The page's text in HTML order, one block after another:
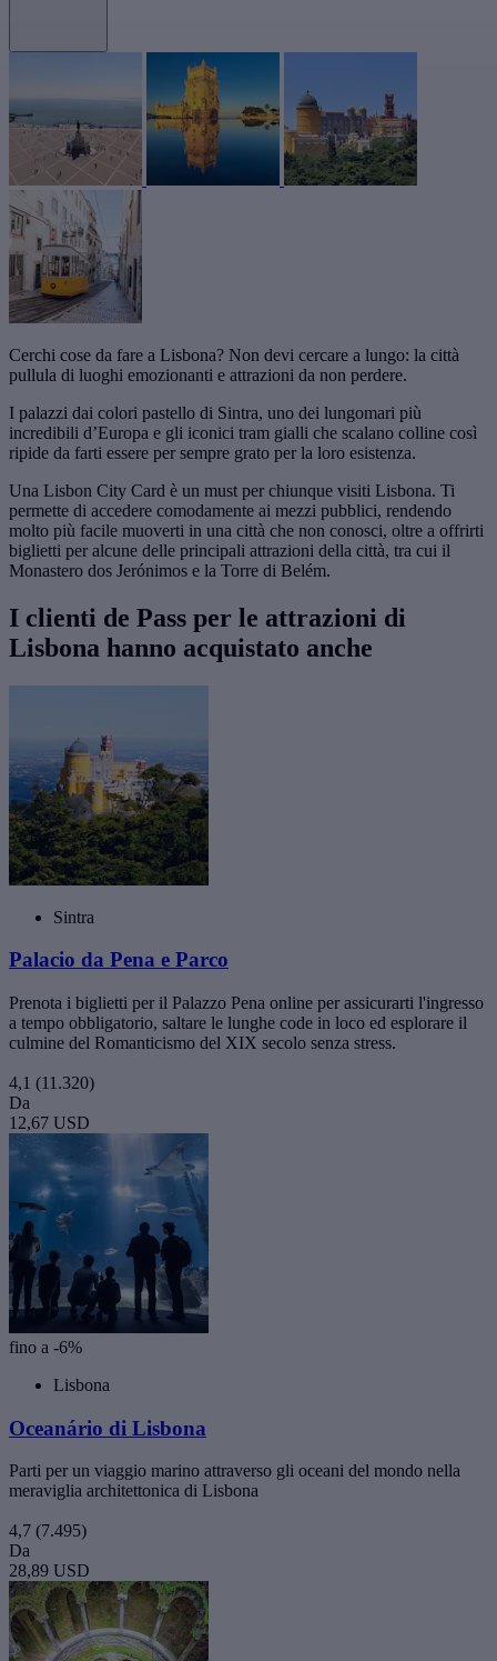
Cerchi cose da fare a Lisbona? Non devi cercare a lungo: la città
pullula di luoghi emozionanti e attrazioni da non perdere.
I palazzi dai colori pastello di Sintra, uno dei lungomari più
incredibili d’Europa e gli iconici tram gialli che scalano colline così
ripide da farti essere per sempre grato per la loro esistenza.
Una Lisbon City Card è un must per chiunque visiti Lisbona. Ti
permette di accedere comodamente ai mezzi pubblici, rendendo
molto più facile muoverti in una città che non conosci, oltre a offrirti
biglietti per alcune delle principali attrazioni della città, tra cui il
Monastero dos Jerónimos e la Torre di Belém.
I clienti de Pass per le attrazioni di
Lisbona hanno acquistato anche
Sintra
Palacio da Pena e Parco
Prenota i biglietti per il Palazzo Pena online per assicurarti l'ingresso
a tempo obbligatorio, saltare le lunghe code in loco ed esplorare il
culmine del Romanticismo del XIX secolo senza stress.
4,1 (11.320)
Da
12,67 USD
fino a -6%
Lisbona
Oceanário di Lisbona
Parti per un viaggio marino attraverso gli oceani del mondo nella
meraviglia architettonica di Lisbona
4,7 (7.495)
Da
28,89 USD